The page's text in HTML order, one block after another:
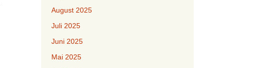
August 2025
Juli 2025
Juni 2025
Mai 2025